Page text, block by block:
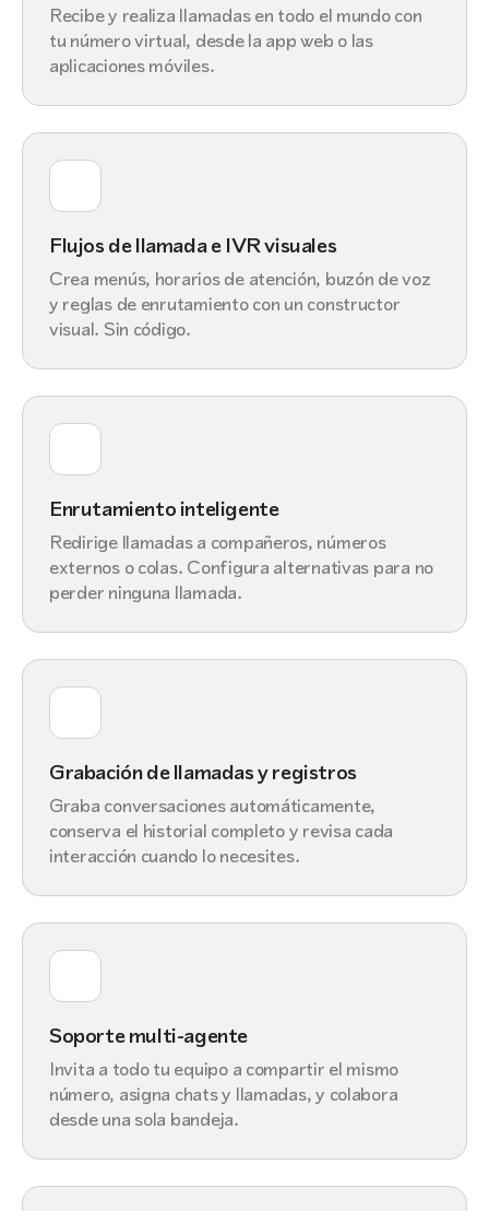
Recibe y realiza llamadas en todo el mundo con
tu número virtual, desde la app web o las
aplicaciones móviles.
Flujos de llamada e IVR visuales
Crea menús, horarios de atención, buzón de voz
y reglas de enrutamiento con un constructor
visual. Sin código.
Enrutamiento inteligente
Redirige llamadas a compañeros, números
externos o colas. Configura alternativas para no
perder ninguna llamada.
Grabación de llamadas y registros
Graba conversaciones automáticamente,
conserva el historial completo y revisa cada
interacción cuando lo necesites.
Soporte multi-agente
Invita a todo tu equipo a compartir el mismo
número, asigna chats y llamadas, y colabora
desde una sola bandeja.